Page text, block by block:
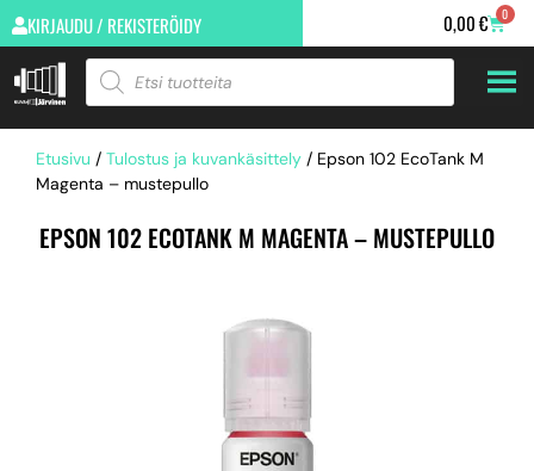
KIRJAUDU / REKISTERÖIDY 0,00€ 0
Etusivu / Tulostus ja kuvankäsittely / Epson 102 EcoTank M
Magenta – mustepullo
EPSON 102 ECOTANK M MAGENTA – MUSTEPULLO